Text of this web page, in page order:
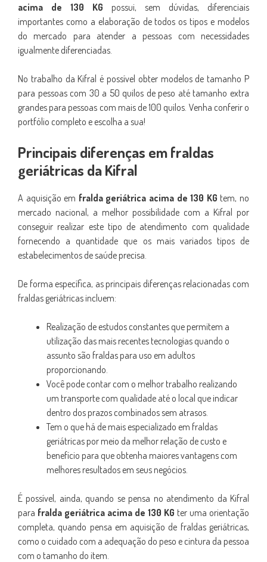
acima de 130 KG possui, sem dúvidas, diferenciais
importantes como a elaboração de todos os tipos e modelos
do mercado para atender a pessoas com necessidades
igualmente diferenciadas.
No trabalho da Kifral é possível obter modelos de tamanho P
para pessoas com 30 a 50 quilos de peso até tamanho extra
grandes para pessoas com mais de 100 quilos. Venha conferir o
portfólio completo e escolha a sua!
Principais diferenças em fraldas
geriátricas da Kifral
A aquisição em fralda geriátrica acima de 130 KG tem, no
mercado nacional, a melhor possibilidade com a Kifral por
conseguir realizar este tipo de atendimento com qualidade
fornecendo a quantidade que os mais variados tipos de
estabelecimentos de saúde precisa.
De forma específica, as principais diferenças relacionadas com
fraldas geriátricas incluem:
Realização de estudos constantes que permitem a
utilização das mais recentes tecnologias quando o
assunto são fraldas para uso em adultos
proporcionando.
Você pode contar com o melhor trabalho realizando
um transporte com qualidade até o local que indicar
dentro dos prazos combinados sem atrasos.
Tem o que há de mais especializado em fraldas
geriátricas por meio da melhor relação de custo e
benefício para que obtenha maiores vantagens com
melhores resultados em seus negócios.
É possível, ainda, quando se pensa no atendimento da Kifral
para fralda geriátrica acima de 130 KG ter uma orientação
completa, quando pensa em aquisição de fraldas geriátricas,
como o cuidado com a adequação do peso e cintura da pessoa
com o tamanho do item.